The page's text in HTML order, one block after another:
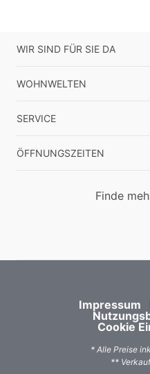
WIR SIND FÜR SIE DA
WOHNWELTEN
SERVICE
ÖFFNUNGSZEITEN
Finde
Impressum
Cookie
* Alle Preise
**